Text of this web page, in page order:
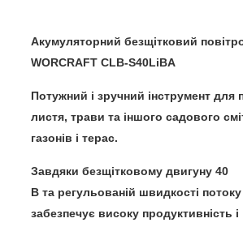
Акумуляторний безщітковий
WORCRAFT CLB‑S40LiBA
Потужний і зручний інструмент для
листя, трави та іншого садового
газонів і терас.
Завдяки безщітковому двигуну 40
В та регульованій швидкості потоку
забезпечує високу продуктивність і